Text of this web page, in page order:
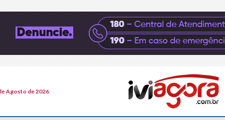
Agosto de 2026